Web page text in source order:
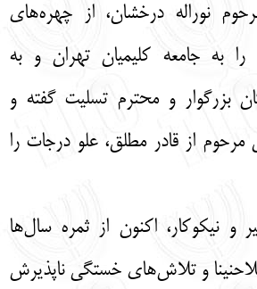
نوراله درخشان، از چهره‌های
به جامعه کلیمیان تهران و به
بزرگوار و محترم تسلیت گفته و
مرحوم از قادر مطلق، علو درجات را
و نیکوکار، اکنون از ثمره سال‌ها
و تلاش‌های خستگی ناپذیرش